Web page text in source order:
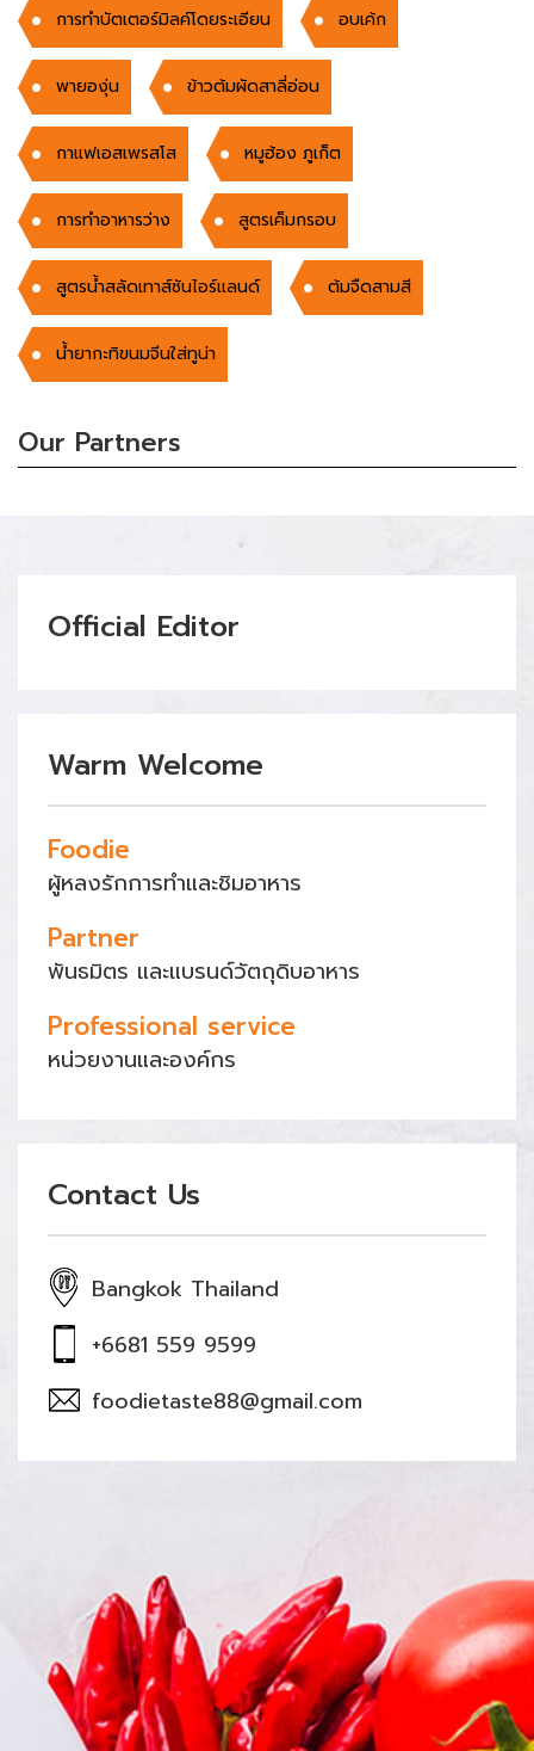
การทำบัตเตอร์มิลค์โดยระเอียน อบเค้ก
พายองุ่น ข้าวต้มผัดสาลี่อ่อน
กาแฟเอสเพรสโส หมูฮ้อง ภูเก็ต
การทำอาหารว่าง สูตรเค็มกรอบ
สูตรน้ำสลัดเทาส์ซันไอร์แลนด์ ต้มจืดสามสี
น้ำยากะทิขนมจีนใส่ทูน่า
Our Partners
Official Editor
Warm Welcome
Foodie
ผู้หลงรักการทำและชิมอาหาร
Partner
พันธมิตร และแบรนด์วัตถุดิบอาหาร
Professional service
หน่วยงานและองค์กร
Contact Us
Bangkok Thailand
+6681 559 9599
foodietaste88@gmail.com